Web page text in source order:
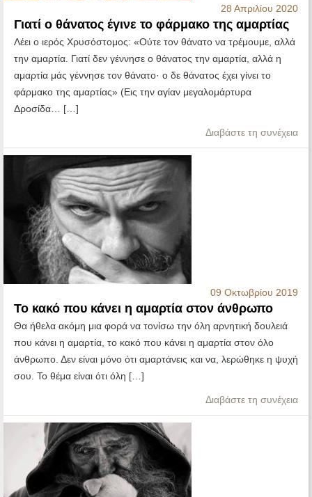
28 Απριλίου 2020
Γιατί ο θάνατος έγινε το φάρμακο της αμαρτίας
Λέει ο ιερός Χρυσόστομος: «Ούτε τον θάνατο να τρέμουμε, αλλά
την αμαρτία. Γιατί δεν γέννησε ο θάνατος την αμαρτία, αλλά η
αμαρτία μάς γέννησε τον θάνατο· ο δε θάνατος έχει γίνει το
φάρμακο της αμαρτίας» (Εις την αγίαν μεγαλομάρτυρα
Δροσίδα… […]
Διαβάστε τη συνέχεια
09 Οκτωβρίου 2019
Το κακό που κάνει η αμαρτία στον άνθρωπο
Θα ήθελα ακόμη μια φορά να τονίσω την όλη αρνητική δουλειά
που κάνει η αμαρτία, το κακό που κάνει η αμαρτία στον όλο
άνθρωπο. Δεν είναι μόνο ότι αμαρτάνεις και να, λερώθηκε η ψυχή
σου. Το θέμα είναι ότι όλη […]
Διαβάστε τη συνέχεια